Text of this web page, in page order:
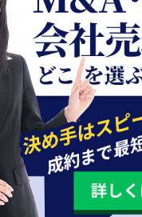
の基本的な進め方
を成功させるポイント